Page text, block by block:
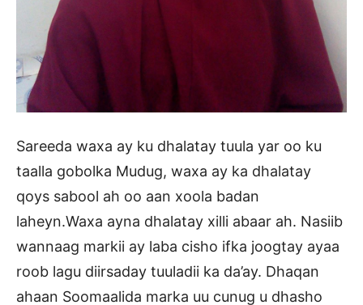
Sareeda waxa ay ku dhalatay tuula yar oo ku
taalla gobolka Mudug, waxa ay ka dhalatay
qoys sabool ah oo aan xoola badan
laheyn.Waxa ayna dhalatay xilli abaar ah. Nasiib
wannaag markii ay laba cisho ifka joogtay ayaa
roob lagu diirsaday tuuladii ka da’ay. Dhaqan
ahaan Soomaalida marka uu cunug u dhasho